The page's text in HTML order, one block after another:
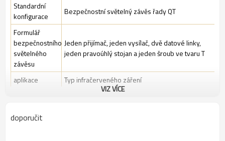
Standardní
konfigurace
Bezpečnostní světelný závěs řady QT
Formulář
bezpečnostního
světelného
závěsu
Jeden přijímač, jeden vysílač, dvě datové linky,
jeden pravoúhlý stojan a jeden šroub ve tvaru T
aplikace
Typ infračerveného záření
VIZ VÍCE
doporučit